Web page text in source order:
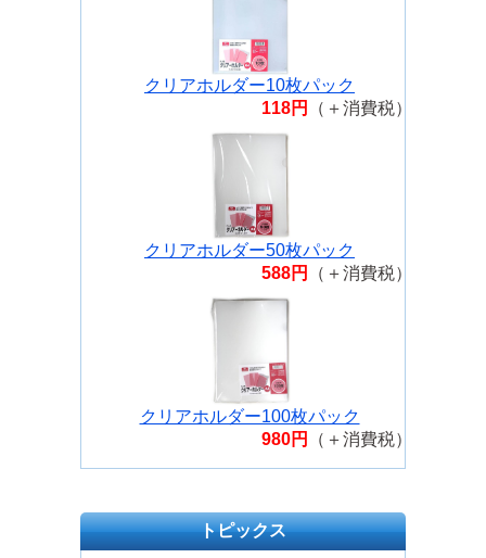
三菱鉛筆 ポスカ 中字丸芯 PC-5M
フューシャ PC5M-11
三菱鉛筆 ボールペン替芯 S-7S 黒
三菱鉛筆 ポスカ 中字丸芯 PC-5M
三菱鉛筆 ポスカ 中字丸芯 PC-5M
パステルグリーン PC5MP-6
三菱鉛筆 ポスカ中字丸芯 PC-5M
緑 6 PC5M-6
三菱鉛筆 シグノ太字ボールペン金
三菱鉛筆 ポスカ 中字丸芯 PC-5M
うすだいだい PC5M.54
クリアホルダー10枚パック
118円
（＋消費税）
クリアホルダー50枚パック
588円
（＋消費税）
クリアホルダー100枚パック
980円
（＋消費税）
トピックス